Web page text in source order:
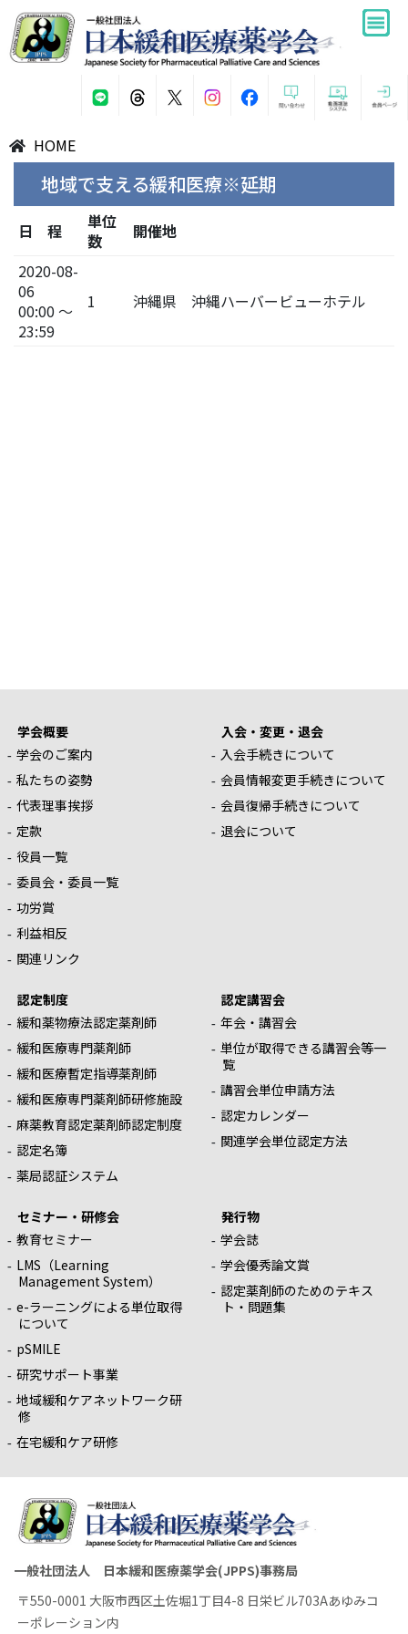
HOME
地域で支える緩和医療※延期
日 程
単位
数
開催地
2020-08-
06
00:00 ～
23:59
1 沖縄県 沖縄ハーバービューホテル
学会概要
学会のご案内
私たちの姿勢
代表理事挨拶
定款
役員一覧
委員会・委員一覧
功労賞
利益相反
関連リンク
入会・変更・退会
入会手続きについて
会員情報変更手続きについて
会員復帰手続きについて
退会について
認定制度
緩和薬物療法認定薬剤師
緩和医療専門薬剤師
緩和医療暫定指導薬剤師
緩和医療専門薬剤師研修施設
麻薬教育認定薬剤師認定制度
認定名簿
薬局認証システム
認定講習会
年会・講習会
単位が取得できる講習会等一
覧
講習会単位申請方法
認定カレンダー
関連学会単位認定方法
セミナー・研修会
教育セミナー
LMS（Learning
Management System）
e-ラーニングによる単位取得
について
pSMILE
研究サポート事業
地域緩和ケアネットワーク研
修
在宅緩和ケア研修
発行物
学会誌
学会優秀論文賞
認定薬剤師のためのテキス
ト・問題集
一般社団法人 日本緩和医療薬学会(JPPS)事務局
〒550-0001 大阪市西区土佐堀1丁目4-8 日栄ビル703Aあゆみコ
ーポレーション内